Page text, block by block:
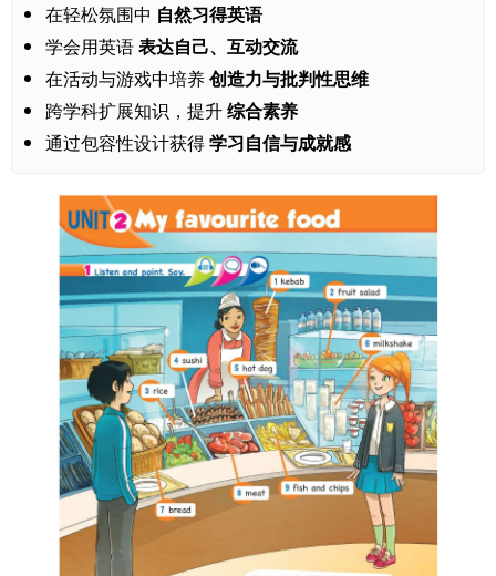
在轻松氛围中 自然习得英语
学会用英语表达自己、互动交流
在活动与游戏中培养创造力与批判性思维
跨学科扩展知识，提升综合素养
通过包容性设计获得学习自信与成就感